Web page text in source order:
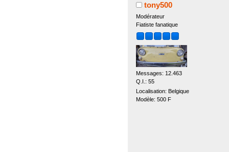
tony500
Modérateur
Fiatiste fanatique
Messages: 12.463
Q.I.: 55
Localisation: Belgique
Modèle: 500 F